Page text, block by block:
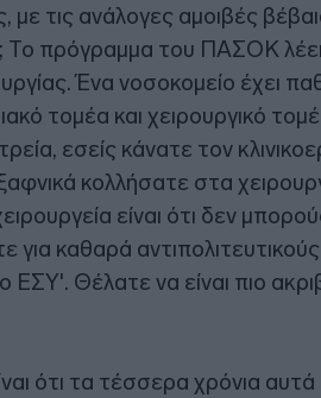
με τις ανάλογες αμοιβές
Το πρόγραμμα του ΠΑΣΟΚ
Ένα νοσοκομείο έχει
τομέα και χειρουργικό
εσείς κάνατε τον
κολλήσατε στα
είναι ότι δεν
για καθαρά αντιπολιτευτικούς
ΕΣΥ'. Θέλατε να είναι πιο
ότι τα τέσσερα χρόνια